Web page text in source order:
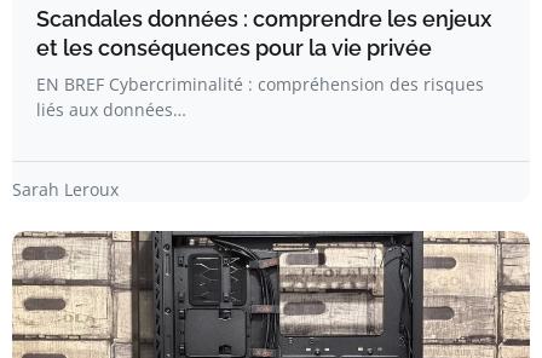
Scandales données : comprendre les enjeux
et les conséquences pour la vie privée
EN BREF Cybercriminalité : compréhension des risques
liés aux données…
Sarah Leroux